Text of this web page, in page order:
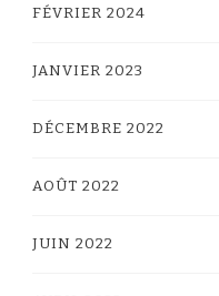
FÉVRIER 2024
JANVIER 2023
DÉCEMBRE 2022
AOÛT 2022
JUIN 2022